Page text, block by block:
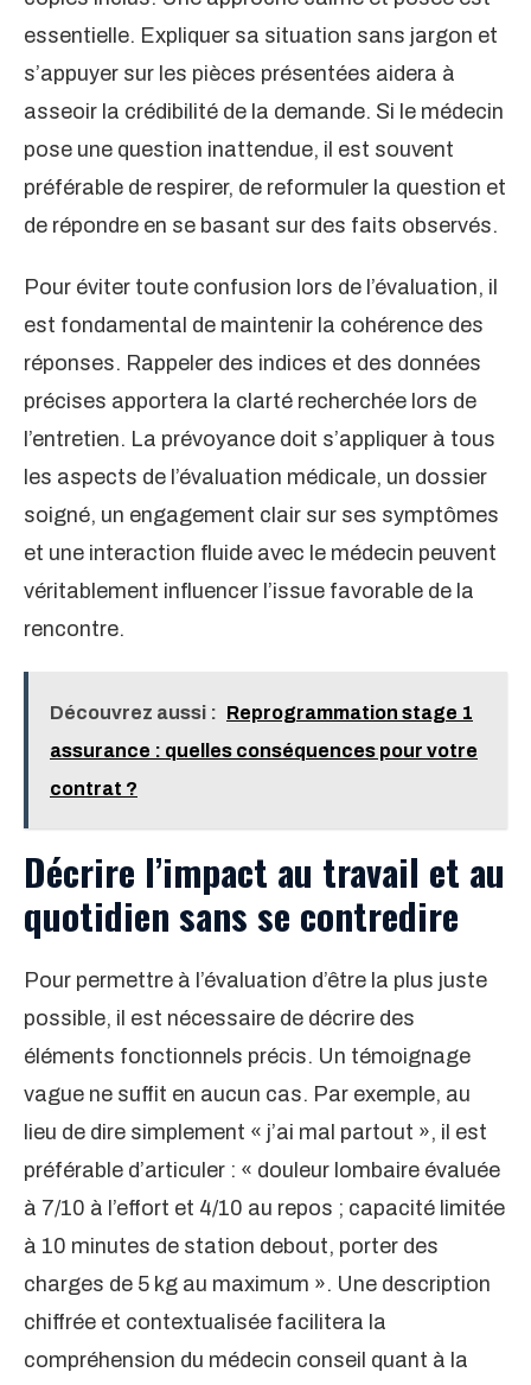
essentielle. Expliquer sa situation sans jargon et
s’appuyer sur les pièces présentées aidera à
asseoir la crédibilité de la demande. Si le médecin
pose une question inattendue, il est souvent
préférable de respirer, de reformuler la question et
de répondre en se basant sur des faits observés.
Pour éviter toute confusion lors de l’évaluation, il
est fondamental de maintenir la cohérence des
réponses. Rappeler des indices et des données
précises apportera la clarté recherchée lors de
l’entretien. La prévoyance doit s’appliquer à tous
les aspects de l’évaluation médicale, un dossier
soigné, un engagement clair sur ses symptômes
et une interaction fluide avec le médecin peuvent
véritablement influencer l’issue favorable de la
rencontre.
Découvrez aussi : Reprogrammation stage 1
assurance : quelles conséquences pour votre
contrat ?
Décrire l’impact au travail et au
quotidien sans se contredire
Pour permettre à l’évaluation d’être la plus juste
possible, il est nécessaire de décrire des
éléments fonctionnels précis. Un témoignage
vague ne suffit en aucun cas. Par exemple, au
lieu de dire simplement « j’ai mal partout », il est
préférable d’articuler : « douleur lombaire évaluée
à 7/10 à l’effort et 4/10 au repos ; capacité limitée
à 10 minutes de station debout, porter des
charges de 5 kg au maximum ». Une description
chiffrée et contextualisée facilitera la
compréhension du médecin conseil quant à la